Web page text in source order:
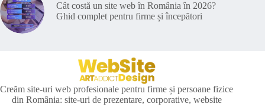
Cât costă un site web în România în 2026?
Ghid complet pentru firme și începători
Creăm site-uri web profesionale pentru firme și persoane fizice
din România: site-uri de prezentare, corporative, website